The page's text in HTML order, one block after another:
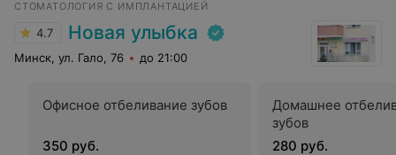
этой же клинике и у этого доктора!
СТОМАТОЛОГИЯ С ИМПЛАНТАЦИЕЙ
4.7 Новая улыбка
Минск, ул. Гало, 76 до 21:00
Офисное отбеливание зубов
350 руб.
Домашнее
зубов
280 руб.